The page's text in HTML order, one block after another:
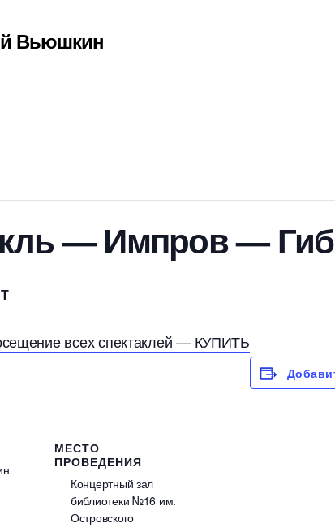
Вьюшкин
— Импров —
всех спектаклей — КУПИТЬ
МЕСТО
ПРОВЕДЕНИЯ
Концертный зал
библиотеки №16 им.
Островского